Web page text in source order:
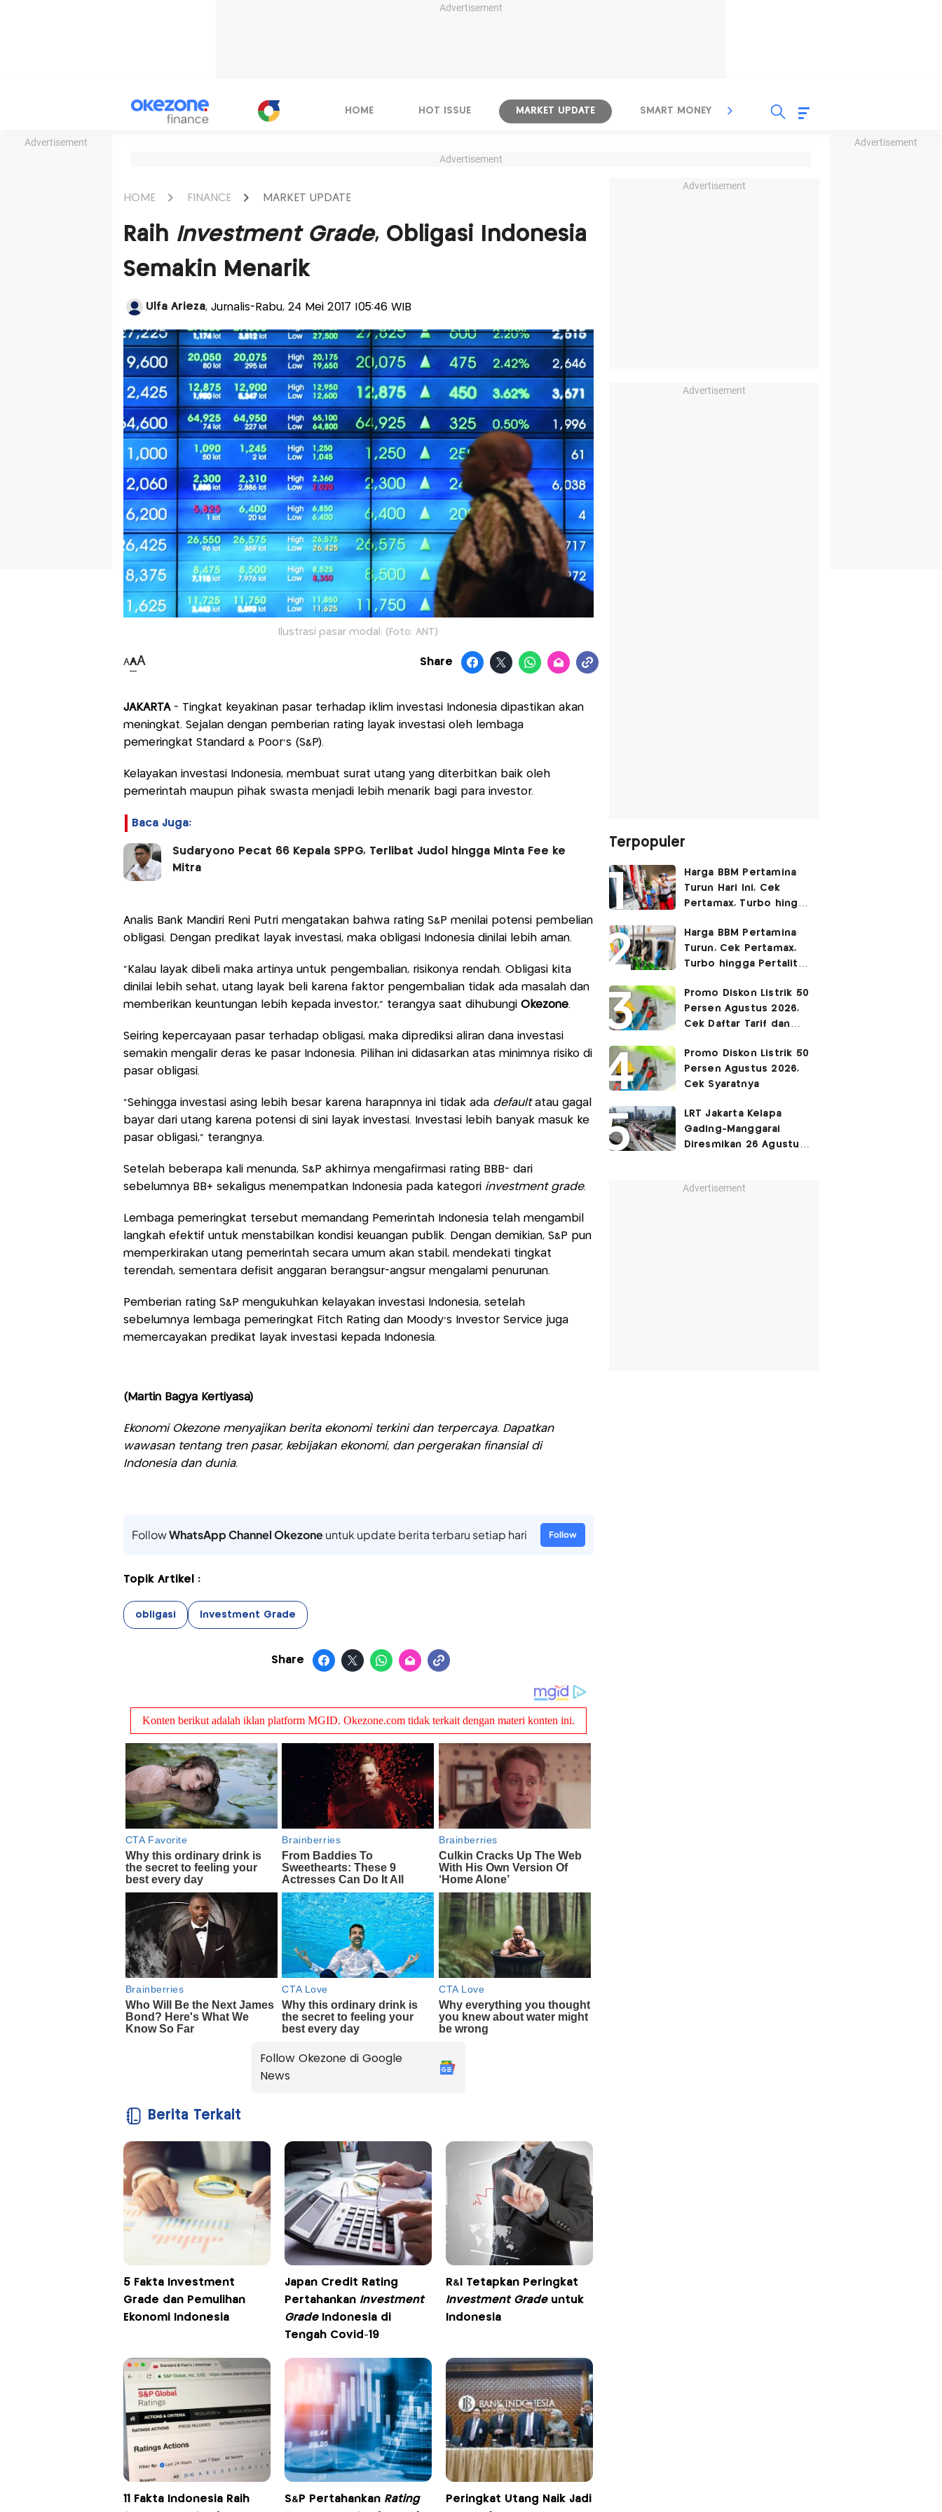
Advertisement
Advertisement Advertisement
HOME HOT ISSUE MARKET UPDATE SMART MONEY INSPIRASI BISNIS
Advertisement
HOME FINANCE MARKET UPDATE
Raih Investment Grade, Obligasi Indonesia
Semakin Menarik
Ulfa Arieza, Jurnalis-Rabu, 24 Mei 2017 |05:46 WIB
Ilustrasi pasar modal. (Foto: ANT)
AAA Share
JAKARTA- Tingkat keyakinan pasar terhadap iklim investasi Indonesia dipastikan akan
meningkat. Sejalan dengan pemberian rating layak investasi oleh lembaga
pemeringkat Standard & Poor's (S&P).
Kelayakan investasi Indonesia, membuat surat utang yang diterbitkan baik oleh
pemerintah maupun pihak swasta menjadi lebih menarik bagi para investor.
Baca Juga:
Sudaryono Pecat 66 Kepala SPPG, Terlibat Judol hingga Minta Fee ke
Mitra
Analis Bank Mandiri Reni Putri mengatakan bahwa rating S&P menilai potensi pembelian
obligasi. Dengan predikat layak investasi, maka obligasi Indonesia dinilai lebih aman.
"Kalau layak dibeli maka artinya untuk pengembalian, risikonya rendah. Obligasi kita
dinilai lebih sehat, utang layak beli karena faktor pengembalian tidak ada masalah dan
memberikan keuntungan lebih kepada investor," terangya saat dihubungi Okezone.
Seiring kepercayaan pasar terhadap obligasi, maka diprediksi aliran dana investasi
semakin mengalir deras ke pasar Indonesia. Pilihan ini didasarkan atas minimnya risiko di
pasar obligasi.
"Sehingga investasi asing lebih besar karena harapnnya ini tidak ada defaultatau gagal
bayar dari utang karena potensi di sini layak investasi. Investasi lebih banyak masuk ke
pasar obligasi," terangnya.
Setelah beberapa kali menunda, S&P akhirnya mengafirmasi rating BBB- dari
sebelumnya BB+ sekaligus menempatkan Indonesia pada kategori investment grade.
Lembaga pemeringkat tersebut memandang Pemerintah Indonesia telah mengambil
langkah efektif untuk menstabilkan kondisi keuangan publik. Dengan demikian, S&P pun
memperkirakan utang pemerintah secara umum akan stabil, mendekati tingkat
terendah, sementara defisit anggaran berangsur-angsur mengalami penurunan.
Pemberian rating S&P mengukuhkan kelayakan investasi Indonesia, setelah
sebelumnya lembaga pemeringkat Fitch Rating dan Moody's Investor Service juga
memercayakan predikat layak investasi kepada Indonesia.
(Martin Bagya Kertiyasa)
Ekonomi Okezone menyajikan berita ekonomi terkini dan terpercaya. Dapatkan
wawasan tentang tren pasar, kebijakan ekonomi, dan pergerakan finansial di
Indonesia dan dunia.
FollowWhatsApp Channel Okezoneuntuk update berita terbaru setiap hari Follow
Topik Artikel :
obligasi Investment Grade
Share
Follow Okezone di Google
News
Berita Terkait
5 Fakta Investment
Grade dan Pemulihan
Ekonomi Indonesia
Japan Credit Rating
Pertahankan Investment
GradeIndonesia di
Tengah Covid-19
R&I Tetapkan Peringkat
Investment Gradeuntuk
Indonesia
11 Fakta Indonesia Raih
S&P Pertahankan Rating
Peringkat Utang Naik Jadi
Advertisement
Advertisement
Terpopuler
Harga BBM Pertamina
Turun Hari Ini, Cek
Pertamax, Turbo hingga
2026
Harga BBM Pertamina
Turun, Cek Pertamax,
Turbo hingga Pertalite
Promo Diskon Listrik 50
Persen Agustus 2026,
Cek Daftar Tarif dan
Promo Diskon Listrik 50
Persen Agustus 2026,
Cek Syaratnya
LRT Jakarta Kelapa
Gading-Manggarai
Diresmikan 26 Agustus
Advertisement